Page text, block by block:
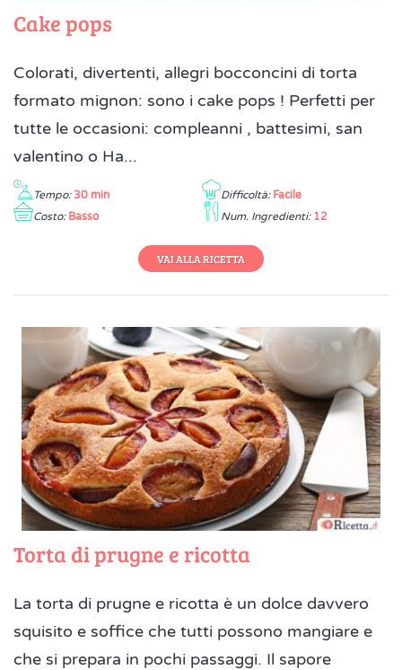
Cake pops
Colorati, divertenti, allegri bocconcini di torta
formato mignon: sono i cake pops ! Perfetti per
tutte le occasioni: compleanni , battesimi, san
valentino o Ha...
Tempo: 30 min Difficoltà: Facile
Costo: Basso Num. Ingredienti: 12
VAI ALLA RICETTA
Torta di prugne e ricotta
La torta di prugne e ricotta è un dolce davvero
squisito e soffice che tutti possono mangiare e
che si prepara in pochi passaggi. Il sapore